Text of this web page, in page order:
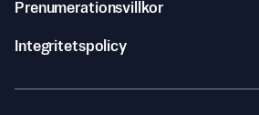
Prenumerationsvillkor
Integritetspolicy